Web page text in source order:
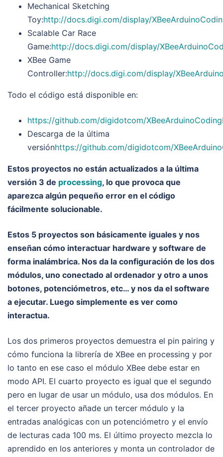
Mechanical Sketching
Toy:http://docs.digi.com/display/
Scalable Car Race
Game:http://docs.digi.com/display/
XBee Game
Controller:http://docs.digi.com/display/
Todo el código está disponible en:
https://github.com/digidotcom/
Descarga de la última
versiónhttps://github.com/digidotcom/
Estos proyectos no están actualizados a la última
versión 3 de processing, lo que provoca que
aparezca algún pequeño error en el código
fácilmente solucionable.
Estos 5 proyectos son básicamente iguales y nos
enseñan cómo interactuar hardware y software de
forma inalámbrica. Nos da la configuración de los dos
módulos, uno conectado al ordenador y otro a unos
botones, potenciómetros, etc… y nos da el software
a ejecutar. Luego simplemente es ver como
interactua.
Los dos primeros proyectos demuestra el pin pairing y
cómo funciona la librería de XBee en processing y por
lo tanto en ese caso el módulo XBee debe estar en
modo API. El cuarto proyecto es igual que el segundo
pero en lugar de usar un módulo, usa dos módulos. En
el tercer proyecto añade un tercer módulo y la
entradas analógicas con un potenciómetro y el envío
de lecturas cada 100 ms. El último proyecto mezcla lo
aprendido en los anteriores y monta un controlador de